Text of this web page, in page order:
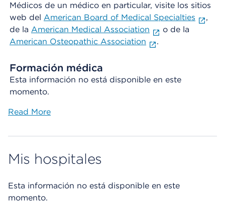
Médicos de un médico en particular, visite los sitios
web del American Board of Medical Specialties
,
de la American Medical Association
o de la
American Osteopathic Association
.
Formación médica
Esta información no está disponible en este
momento.
Read More
Mis hospitales
Esta información no está disponible en este
momento.